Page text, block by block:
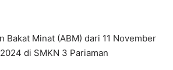
Bakat Minat (ABM) dari 11 November
di SMKN 3 Pariaman